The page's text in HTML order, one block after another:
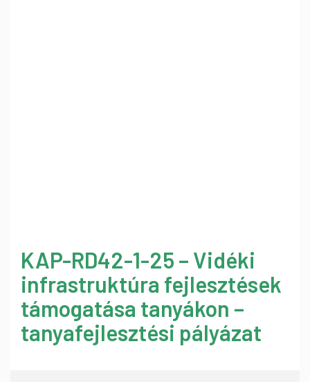
KAP-RD42-1-25 – Vidéki
infrastruktúra fejlesztések
támogatása tanyákon –
tanyafejlesztési pályázat